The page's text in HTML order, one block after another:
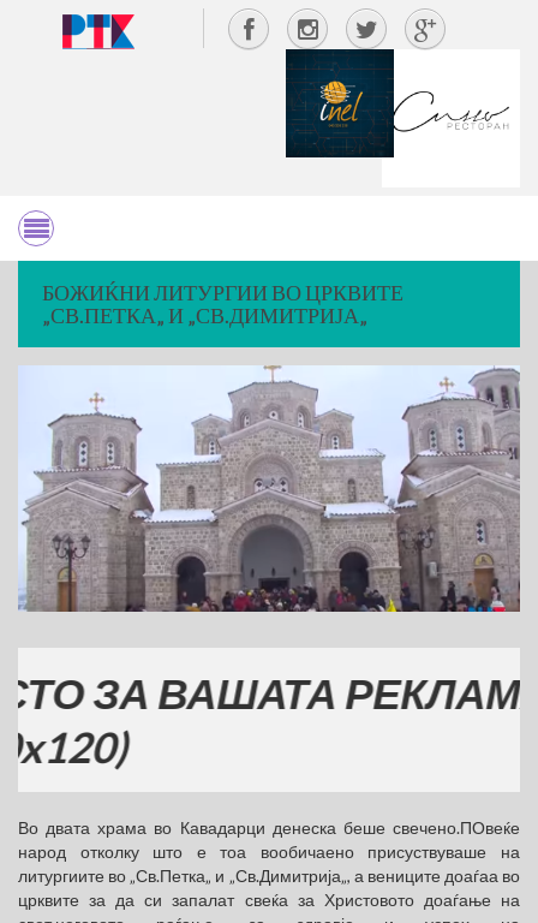
БОЖИЌНИ ЛИТУРГИИ ВО ЦРКВИТЕ
„СВ.ПЕТКА„ И „СВ.ДИМИТРИЈА„
ВАШАТА РЕКЛАМА
Во двата храма во Кавадарци денеска беше свечено.ПОвеќе
народ отколку што е тоа вообичаено присуствуваше на
литургиите во „Св.Петка„ и „Св.Димитрија„, а вениците доаѓаа во
црквите за да си запалат свеќа за Христовото доаѓање на